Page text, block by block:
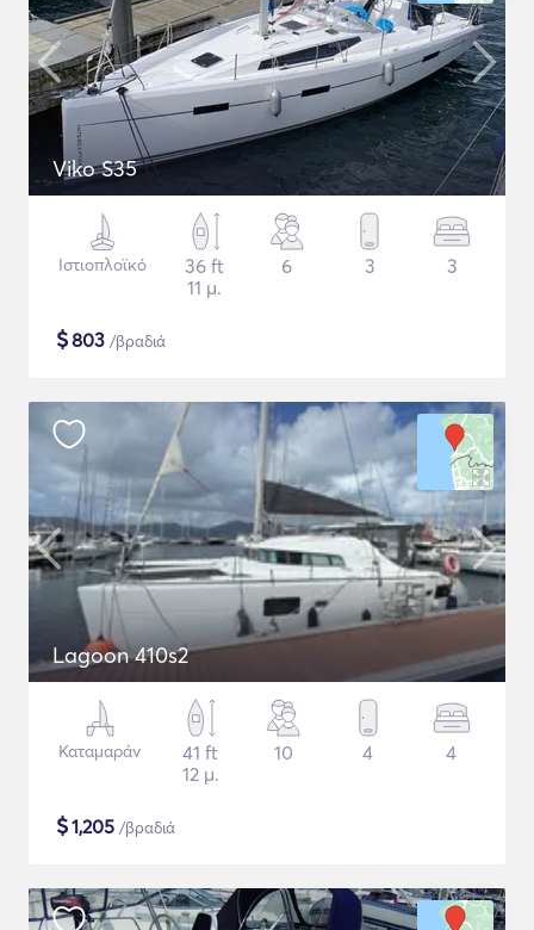
Viko S35
Ιστιοπλοϊκό
36 ft
11 μ.
6 3 3
$803 /βραδιά
Lagoon 410s2
Καταμαράν
41 ft
12 μ.
10 4 4
$1,205 /βραδιά